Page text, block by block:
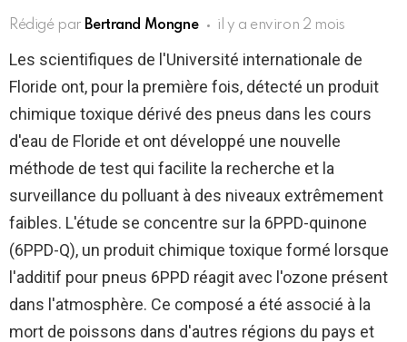
Rédigé par Bertrand Mongne il y a environ 2 mois
Les scientifiques de l'Université internationale de
Floride ont, pour la première fois, détecté un produit
chimique toxique dérivé des pneus dans les cours
d'eau de Floride et ont développé une nouvelle
méthode de test qui facilite la recherche et la
surveillance du polluant à des niveaux extrêmement
faibles. L'étude se concentre sur la 6PPD-quinone
(6PPD-Q), un produit chimique toxique formé lorsque
l'additif pour pneus 6PPD réagit avec l'ozone présent
dans l'atmosphère. Ce composé a été associé à la
mort de poissons dans d'autres régions du pays et